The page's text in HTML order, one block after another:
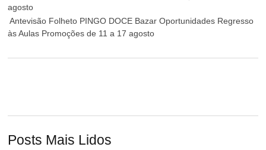
agosto
Antevisão Folheto PINGO DOCE Bazar Oportunidades Regresso
às Aulas Promoções de 11 a 17 agosto
Posts Mais Lidos